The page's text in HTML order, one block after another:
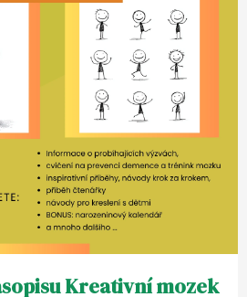
Kreativní mozek